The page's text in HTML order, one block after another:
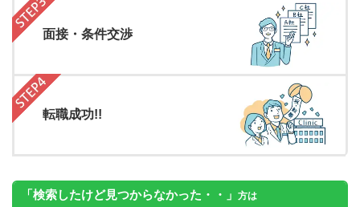
面接・条件交渉
転職成功!!
「検索したけど見つからなかった・・」 方は